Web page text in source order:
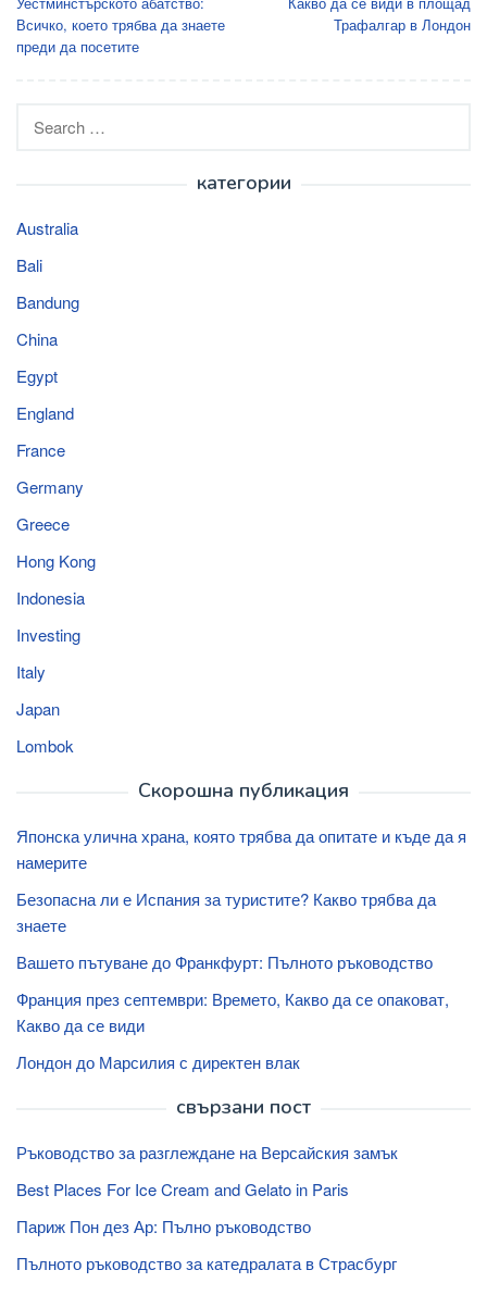
navigation
Всичко, което трябва да знаете
преди да посетите
Трафалгар в Лондон
категории
Australia
Bali
Bandung
China
Egypt
England
France
Germany
Greece
Hong Kong
Indonesia
Investing
Italy
Japan
Lombok
Скорошна публикация
Японска улична храна, която трябва да опитате и къде да я
намерите
Безопасна ли е Испания за туристите? Какво трябва да
знаете
Вашето пътуване до Франкфурт: Пълното ръководство
Франция през септември: Времето, Какво да се опаковат,
Какво да се види
Лондон до Марсилия с директен влак
свързани пост
Ръководство за разглеждане на Версайския замък
Best Places For Ice Cream and Gelato in Paris
Париж Пон дез Ар: Пълно ръководство
Пълното ръководство за катедралата в Страсбург